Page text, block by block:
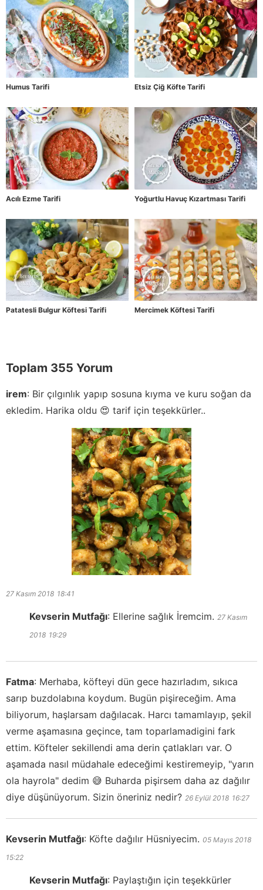
Humus Tarifi Etsiz Çiğ Köfte Tarifi
Acılı Ezme Tarifi Yoğurtlu Havuç Kızartması Tarifi
Patatesli Bulgur Köftesi Tarifi Mercimek Köftesi Tarifi
Toplam 355 Yorum
irem: Bir çılgınlık yapıp sosuna kıyma ve kuru soğan da
ekledim. Harika oldu 😍 tarif için teşekkürler..
27 Kasım 2018 18:41
Kevserin Mutfağı: Ellerine sağlık İremcim. 27 Kasım
2018 19:29
Fatma: Merhaba, köfteyi dün gece hazırladım, sıkıca
sarıp buzdolabına koydum. Bugün pişireceğim. Ama
biliyorum, haşlarsam dağılacak. Harcı tamamlayıp, şekil
verme aşamasına geçince, tam toparlamadigini fark
ettim. Köfteler sekillendi ama derin çatlakları var. O
aşamada nasıl müdahale edeceğimi kestiremeyip, "yarın
ola hayrola" dedim 😅 Buharda pişirsem daha az dağılır
diye düşünüyorum. Sizin öneriniz nedir? 26 Eylül 2018 16:27
Kevserin Mutfağı: Köfte dağılır Hüsniyecim. 05 Mayıs 2018
15:22
Kevserin Mutfağı: Paylaştığın için teşekkürler